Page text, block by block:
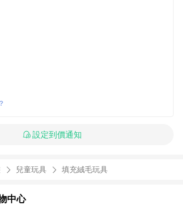
設定到價通知
兒童玩具 填充絨毛玩具
中心